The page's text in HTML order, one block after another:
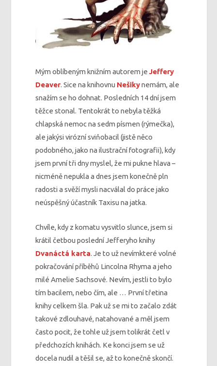
Mým oblíbeným knižním autorem jeJeffery
Deaver. Sice na knihovnu Nešikynemám, ale
snažím se ho dohnat. Posledních 14 dní jsem
těžce stonal. Tentokrát to nebyla těžká
chlapská nemoc na sedm písmen (rýmečka),
ale jakýsi virózní sviňobacil (jistě něco
podobného, jako na ilustrační fotografii), kdy
jsem první tři dny myslel, že mi pukne hlava –
nicméně nepukla a dnes jsem konečně pln
radosti a svěží mysli nacválal do práce jako
neúspěšný účastník Taxisu na jatka.
Chvíle, kdy z komatu vysvitlo slunce, jsem si
krátil četbou poslední Jefferyho knihy
Dvanáctá karta. Je to už nevímkteré volné
pokračování příběhů Lincolna Rhyma a jeho
milé Amelie Sachsové. Nevím, jestli to bylo
tím bacilem, nebo čím, ale … První třetina
knihy celkem šla. Pak už se mi to začalo zdát
takové zdlouhavé, natahované a měl jsem
často pocit, že tohle už jsem tolikrát četl v
předchozích knihách. Ke konci jsem se už
docela nudil a těšil se, až to konečně skončí.